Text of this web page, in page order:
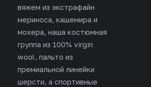
вяжем из экстрафайн
мериноса, кашемира и
мохера, наша костюмная
группа из 100% virgin
wool, пальто из
премиальной линейки
шерсти, а спортивные